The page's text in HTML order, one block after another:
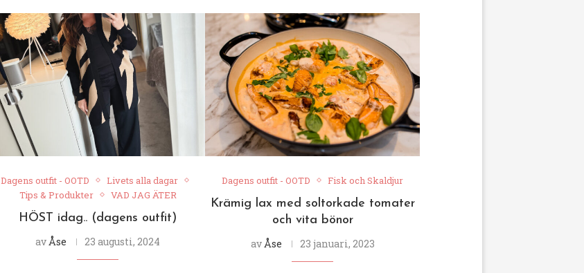
Dagens outfit - OOTD
Livets alla dagar
Tips & Produkter
VAD JAG ÄTER
HÖST idag.. (dagens outfit)
av Åse 23 augusti, 2024
Dagens outfit - OOTD Fisk och Skaldjur
Krämig lax med soltorkade tomater
och vita bönor
av Åse 23 januari, 2023